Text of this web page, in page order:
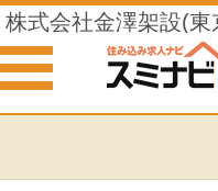
株式会社金澤架設(